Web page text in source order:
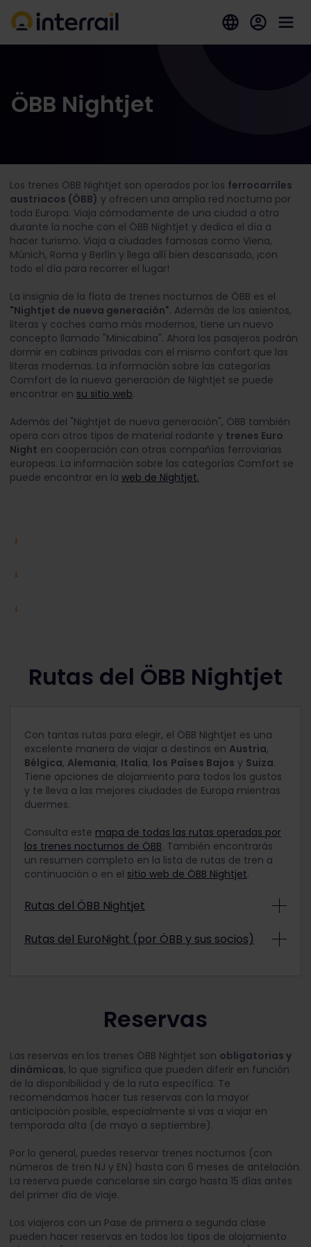
ÖBB Nightjet
Los trenes ÖBB Nightjet son operados por los ferrocarriles
austriacos (ÖBB) y ofrecen una amplia red nocturna por
toda Europa. Viaja cómodamente de una ciudad a otra
durante la noche con el ÖBB Nightjet y dedica el día a
hacer turismo. Viaja a ciudades famosas como Viena,
Múnich, Roma y Berlín y llega allí bien descansado, ¡con
todo el día para recorrer el lugar!
La insignia de la flota de trenes nocturnos de ÖBB es el
"Nightjet de nueva generación". Además de los asientos,
literas y coches cama más modernos, tiene un nuevo
concepto llamado "Minicabina". Ahora los pasajeros podrán
dormir en cabinas privadas con el mismo confort que las
literas modernas. La información sobre las categorías
Comfort de la nueva generación de Nightjet se puede
encontrar en su sitio web.
Además del "Nightjet de nueva generación", ÖBB también
opera con otros tipos de material rodante y trenes Euro
Night en cooperación con otras compañías ferroviarias
europeas. La información sobre las categorías Comfort se
puede encontrar en la web de Nightjet.
Rutas del ÖBB Nightjet
Con tantas rutas para elegir, el ÖBB Nightjet es una
excelente manera de viajar a destinos en Austria,
Bélgica, Alemania, Italia, los Países Bajos y Suiza.
Tiene opciones de alojamiento para todos los gustos
y te lleva a las mejores ciudades de Europa mientras
duermes.
Consulta este mapa de todas las rutas operadas por
los trenes nocturnos de ÖBB. También encontrarás
un resumen completo en la lista de rutas de tren a
continuación o en el sitio web de ÖBB Nightjet.
Rutas del ÖBB Nightjet
Los trenes ÖBB Nightjet recorren las siguientes
Viena– Linz – Buchs – Zúrich
Viena– Linz – Passau – Hannover – Hamburgo
Viena– Linz – Hamm – Münster – Amersfoort –
Ámsterdam
Viena– Linz – Salzburgo – Múnich – Colonia –
Innsbruck– Múnich – Hannover –Hamburgo
Innsbruck – Múnich – Hamm – Münster –
Amersfoort– Ámsterdam
Graz– Viena – Breslavia –Berlín
Zúrich – Feldkirch – Leoben –Graz
Rutas del EuroNight (por ÖBB y sus socios)
– Linz – Buchs –
– Viena – Cracovia –
Budapest- Bratislava - Cracovia -
Varsovia/Przemysl
Praga- Ostrava - Cracovia -
Varsovia/Przemysl
– Villach/Graz –
Zagreb
Zúrich – Frankfurt – Leipzig –Praga*
Budapest – Viena –Zúrich
Budapest– Viena –
Budapest– Bratislava –Berlín
Budapest– Bratislava – Praga – Dresde –
Reservas
Las reservas en los trenes ÖBB Nightjet son obligatorias y
dinámicas, lo que significa que pueden diferir en función
de la disponibilidad y de la ruta específica. Te
recomendamos hacer tus reservas con la mayor
anticipación posible, especialmente si vas a viajar en
temporada alta (de mayo a septiembre).
Por lo general, puedes reservar trenes nocturnos (con
números de tren NJ y EN) hasta con 6 meses de antelación.
La reserva puede cancelarse sin cargo hasta 15 días antes
del primer día de viaje.
Los viajeros con un Pase de primera o segunda clase
pueden hacer reservas en todos los tipos de alojamiento